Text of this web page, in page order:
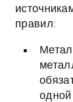
правил:
одной